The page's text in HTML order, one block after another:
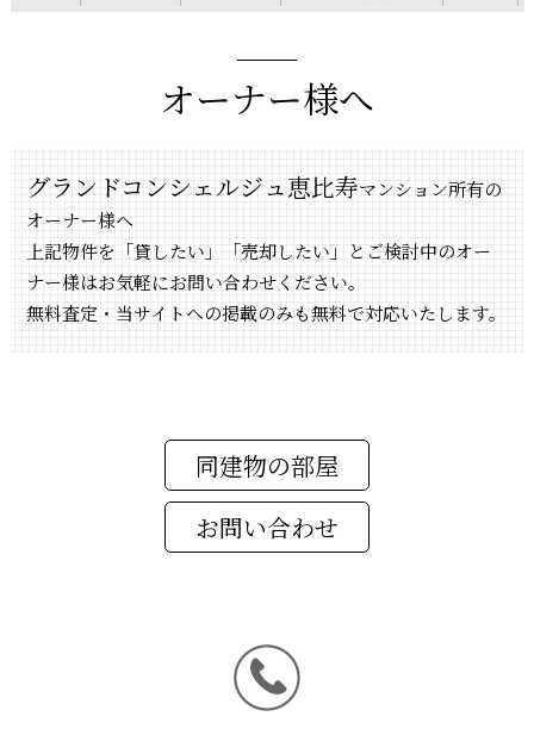
オーナー様へ
グランドコンシェルジュ恵比寿マンション所有の
オーナー様へ
上記物件を「貸したい」「売却したい」とご検討中のオー
ナー様はお気軽にお問い合わせください。
無料査定・当サイトへの掲載のみも無料で対応いたします。
同建物の部屋